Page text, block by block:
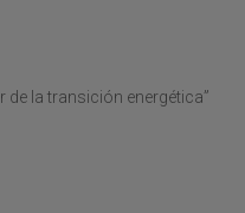
de la transición energética”